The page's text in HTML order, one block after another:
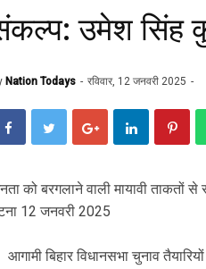
उमेश सिंह
Nation Todays रविवार, 12 जनवरी 2025
को बरगलाने वाली मायावी ताकतों
12 जनवरी 2025
बिहार विधानसभा चुनाव